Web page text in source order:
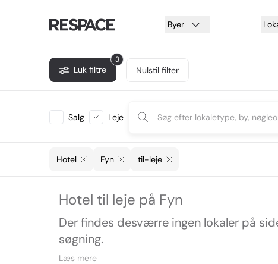
Byer
3
Luk filtre Nulstil filter
Salg Leje
Hotel Fyn til-leje
Hotel til leje på Fyn
Der findes desværre ingen lokaler på
søgning.
Læs mere